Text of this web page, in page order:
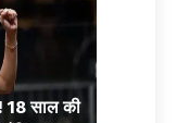
18 साल की